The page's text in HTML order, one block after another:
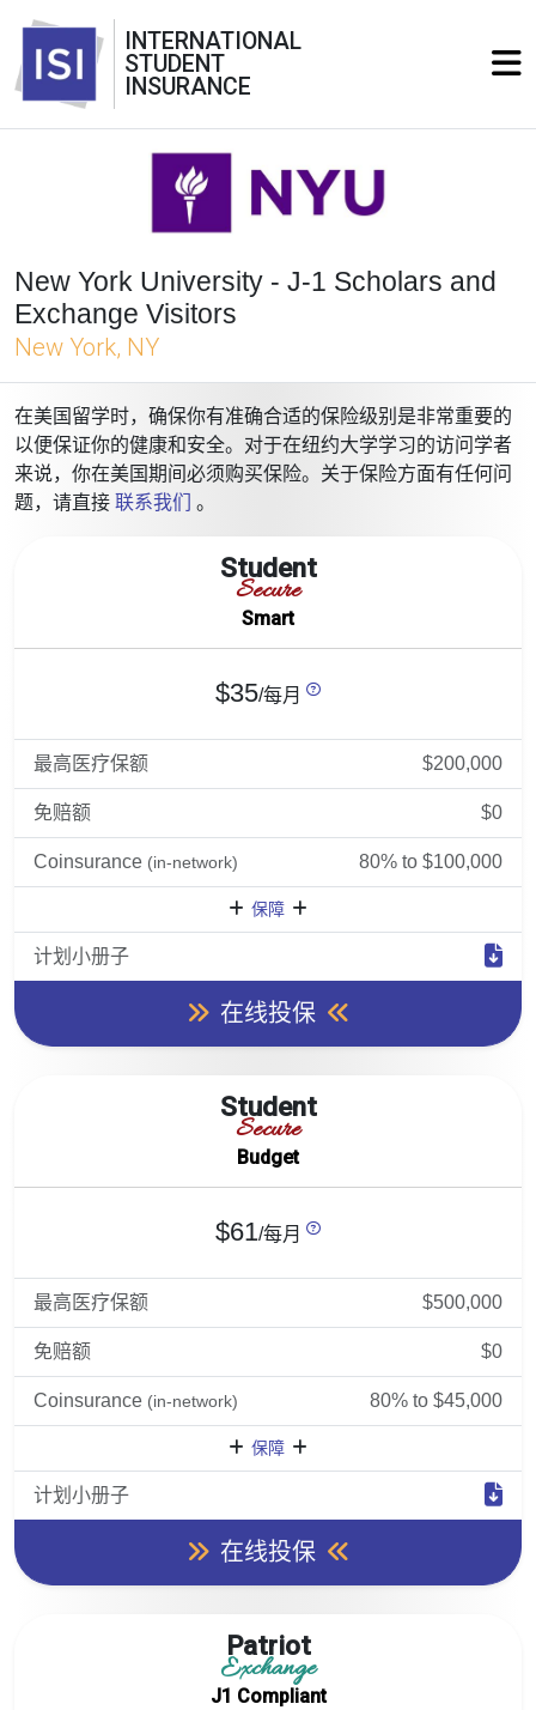
INTERNATIONAL
STUDENT
INSURANCE
New York University - J-1 Scholars and
Exchange Visitors
New York, NY
在美国留学时，确保你有准确合适的保险级别是非常重要的
以便保证你的健康和安全。对于在纽约大学学习的访问学者
来说，你在美国期间必须购买保险。关于保险方面有任何问
题，请直接 联系我们 。
Student
Secure
Smart
$35/每月
最高医疗保额 $200,000
免赔额 $0
Coinsurance (in-network) 80% to $100,000
保障
计划小册子
在线投保
Student
Secure
Budget
$61/每月
最高医疗保额 $500,000
免赔额 $0
Coinsurance (in-network) 80% to $45,000
保障
计划小册子
在线投保
Patriot
Exchange
J1 Compliant